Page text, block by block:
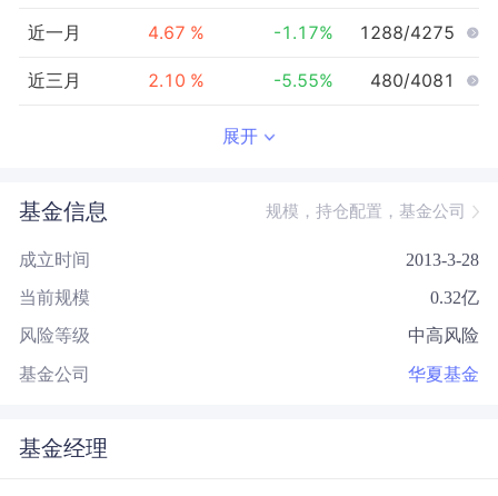
近一月 4.67 % -1.17% 1288/4275
近三月 2.10 % -5.55% 480/4081
近三年 29.23 % 662/1789
近五年 158/1133
成立以来 --/--
展开
基金信息 规模，持仓配置，基金公司
成立时间 2013-3-28
当前规模 0.32亿
风险等级 中高风险
基金公司 华夏基金
基金经理